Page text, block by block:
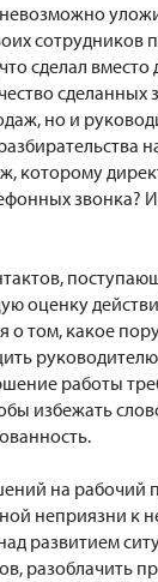
сотрудников
сделал
но и
которому
звонка?
оценку
том, какое
работы
избежать
на рабочий
неприязни к
развитием
разоблачить